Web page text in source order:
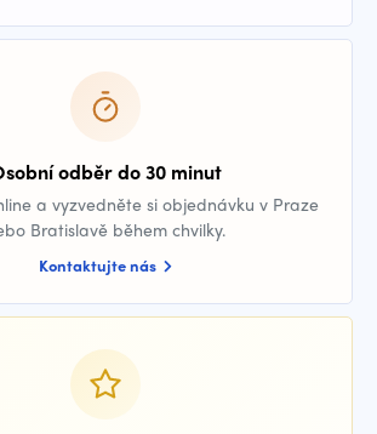
odběr do 30 minut
a vyzvedněte si objednávku v Praze
Bratislavě během chvilky.
Kontaktujte nás